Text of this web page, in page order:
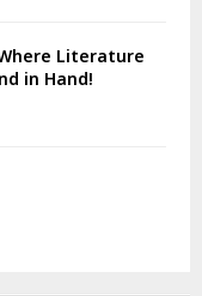
Literature
in Hand!